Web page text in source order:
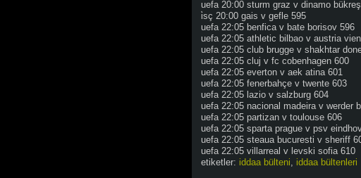
uefa 20:00 sturm graz v dinamo
i̇sç 20:00 gais v gefle 595
uefa 22:05 benfica v bate borisov 596
uefa 22:05 athletic bilbao v austria
uefa 22:05 club brugge v shakhtar
uefa 22:05 cluj v fc cobenhagen 600
uefa 22:05 everton v aek atina 601
uefa 22:05 fenerbahçe v twente 603
uefa 22:05 lazio v salzburg 604
uefa 22:05 nacional madeira v werder
uefa 22:05 partizan v toulouse 606
uefa 22:05 sparta prague v psv
uefa 22:05 steaua bucuresti v sheriff
uefa 22:05 villarreal v levski sofia 610
etiketler: iddaa bülteni, iddaa bültenleri